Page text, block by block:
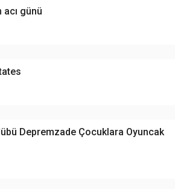
günü
Depremzade Çocuklara Oyuncak